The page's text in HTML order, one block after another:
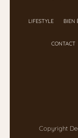
LIFESTYLE BIEN
CONTACT
Copyright